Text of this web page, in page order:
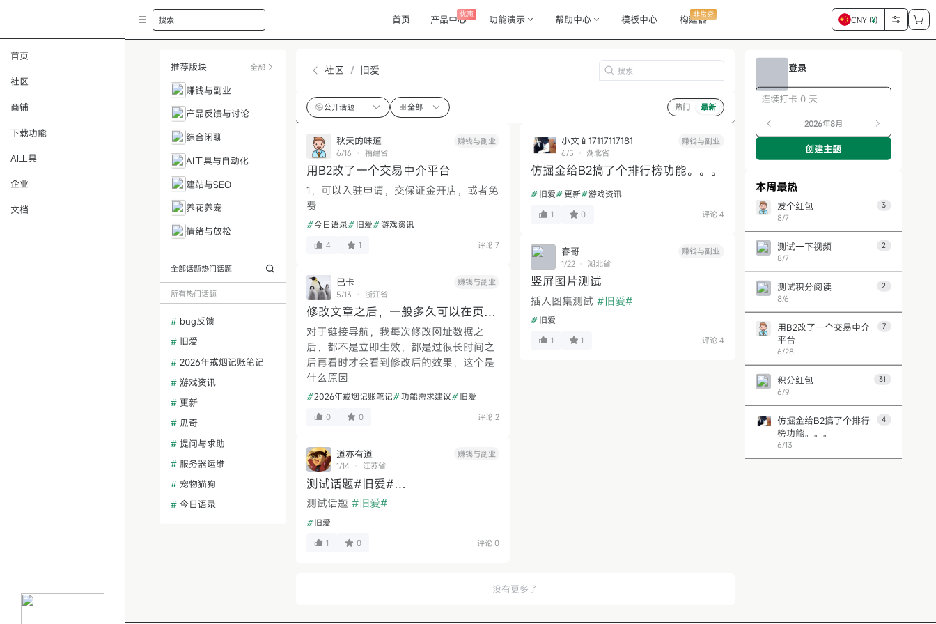
首页
社区
商铺
下载功能
AI工具
企业
文档
搜索 首页 产品中心优惠 功能演示 帮助中心 模板中心 构建器
非常夯
CNY (¥)
公开话题 全部 热门 最新
秋天的味道
赚钱与副业
6/16
福建省
用B2改了一个交易中介平台
1，可以入驻申请，交保证金开店，或者免
费
# 今日语录# 旧爱# 游戏资讯
4 1 评论 7
巴卡
赚钱与副业
5/13
浙江省
修改文章之后，一般多久可以在页面
上显示
对于链接导航，我每次修改网址数据之
后，都不是立即生效，都是过很长时间之
后再看时才会看到修改后的效果，这个是
什么原因
# 2026年戒烟记账笔记# 功能需求建议# 旧爱
0 0 评论 2
道亦有道
赚钱与副业
1/14
江苏省
测试话题#旧爱#…
测试话题 #旧爱#
# 旧爱
1 0 评论 0
小文📱17117117181
赚钱与副业
6/5
湖北省
仿掘金给B2搞了个排行榜功能。。。
# 旧爱# 更新# 游戏资讯
1 0 评论 4
春哥
赚钱与副业
1/22
湖北省
竖屏图片测试
插入图集测试 #旧爱#
# 旧爱
1 1 评论 4
没有更多了
社区 / 旧爱
推荐版块 全部
赚钱与副业
产品反馈与讨论
综合闲聊
AI工具与自动化
建站与SEO
养花养宠
情绪与放松
全部话题热门话题
所有热门话题
#bug反馈
#旧爱
#2026年戒烟记账笔记
#游戏资讯
#更新
#瓜奇
#提问与求助
#服务器运维
#宠物猫狗
#今日语录
登录
连续打卡 0 天
2026年8月
创建主题
本周最热
发个红包 3
8/7
测试一下视频 2
8/7
测试积分阅读 2
8/6
用B2改了一个交易中介
平台
7
6/28
积分红包 31
6/9
仿掘金给B2搞了个排行
榜功能。。。
4
6/13
上一页
第 1 页 下一页